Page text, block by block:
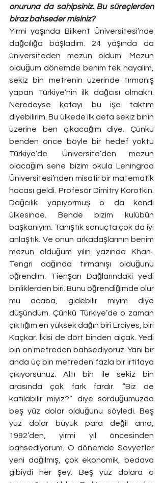
onuruna da sahipsiniz. Bu süreçlerden
biraz bahseder misiniz?
Yirmi yaşında Bilkent Üniversitesi’nde
dağcılığa başladım. 24 yaşında da
üniversiteden mezun oldum. Mezun
olduğum dönemde benim tek hayalim,
sekiz bin metrenin üzerinde tırmanış
yapan Türkiye’nin ilk dağcısı olmaktı.
Neredeyse kafayı bu işe taktım
diyebilirim. Bu ülkede ilk defa sekiz binin
üzerine ben çıkacağım diye. Çünkü
benden önce böyle bir hedef yoktu
Türkiye’de. Üniversite’den mezun
olacağım sene bizim okula Leningrad
Üniversitesi’nden misafir bir matematik
hocası geldi. Profesör Dimitry Korotkin.
Dağcılık yapıyormuş o da kendi
ülkesinde. Bende bizim kulübün
başkanıyım. Tanıştık sonuçta çok da iyi
anlaştık. Ve onun arkadaşlarının benim
mezun olduğum yılın yazında Khan-
Tengri dağında tırmanışı olduğunu
öğrendim. Tienşan Dağlarındaki yedi
binliklerden biri. Bunu öğrendiğimde olur
mu acaba, gidebilir miyim diye
düşündüm. Çünkü Türkiye’de o zaman
çıktığım en yüksek dağın biri Erciyes, biri
Kaçkar. İkisi de dört binden alçak. Yedi
bin on metreden bahsediyoruz. Yani bir
anda üç bin metreden fazla bir irtifaya
çıkıyorsunuz. Altı bin ile sekiz bin
arasında çok fark fardır. “Biz de
katılabilir miyiz?” diye sorduğumuzda
beş yüz dolar olduğunu söyledi. Beş
yüz dolar büyük para değil ama,
1992’den, yirmi yıl öncesinden
bahsediyorum. O dönemde Sovyetler
yeni dağılmış, çok ekonomik, bedava
gibiydi her şey. Beş yüz dolara o